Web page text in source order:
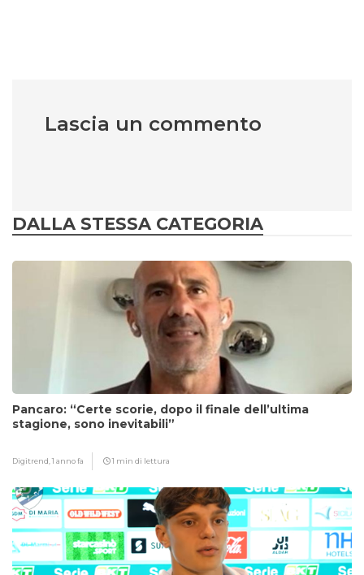
Lascia un commento
DALLA STESSA CATEGORIA
Pancaro: “Certe scorie, dopo il finale dell’ultima
stagione, sono inevitabili”
Digitrend,1 anno fa 1 min di lettura